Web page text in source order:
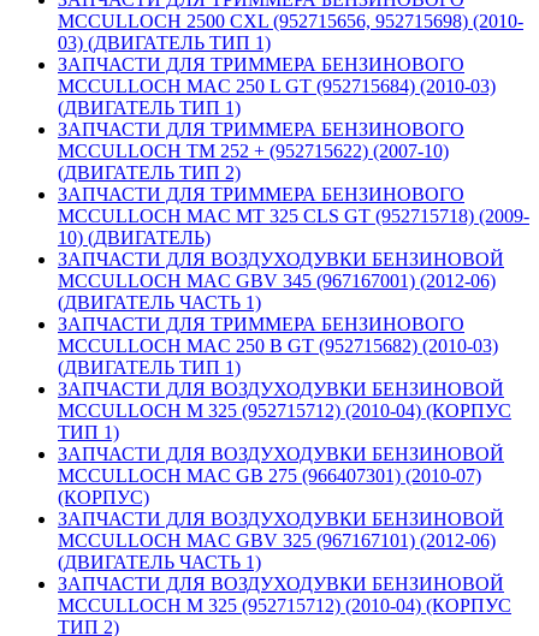
MCCULLOCH 2500 CXL (952715656, 952715698) (2010-
03) (ДВИГАТЕЛЬ ТИП 1)
ЗАПЧАСТИ ДЛЯ ТРИММЕРА БЕНЗИНОВОГО
MCCULLOCH MAC 250 L GT (952715684) (2010-03)
(ДВИГАТЕЛЬ ТИП 1)
ЗАПЧАСТИ ДЛЯ ТРИММЕРА БЕНЗИНОВОГО
MCCULLOCH TM 252 + (952715622) (2007-10)
(ДВИГАТЕЛЬ ТИП 2)
ЗАПЧАСТИ ДЛЯ ТРИММЕРА БЕНЗИНОВОГО
MCCULLOCH MAC MT 325 CLS GT (952715718) (2009-
10) (ДВИГАТЕЛЬ)
ЗАПЧАСТИ ДЛЯ ВОЗДУХОДУВКИ БЕНЗИНОВОЙ
MCCULLOCH MAC GBV 345 (967167001) (2012-06)
(ДВИГАТЕЛЬ ЧАСТЬ 1)
ЗАПЧАСТИ ДЛЯ ТРИММЕРА БЕНЗИНОВОГО
MCCULLOCH MAC 250 B GT (952715682) (2010-03)
(ДВИГАТЕЛЬ ТИП 1)
ЗАПЧАСТИ ДЛЯ ВОЗДУХОДУВКИ БЕНЗИНОВОЙ
MCCULLOCH M 325 (952715712) (2010-04) (КОРПУС
ТИП 1)
ЗАПЧАСТИ ДЛЯ ВОЗДУХОДУВКИ БЕНЗИНОВОЙ
MCCULLOCH MAC GB 275 (966407301) (2010-07)
(КОРПУС)
ЗАПЧАСТИ ДЛЯ ВОЗДУХОДУВКИ БЕНЗИНОВОЙ
MCCULLOCH MAC GBV 325 (967167101) (2012-06)
(ДВИГАТЕЛЬ ЧАСТЬ 1)
ЗАПЧАСТИ ДЛЯ ВОЗДУХОДУВКИ БЕНЗИНОВОЙ
MCCULLOCH M 325 (952715712) (2010-04) (КОРПУС
ТИП 2)